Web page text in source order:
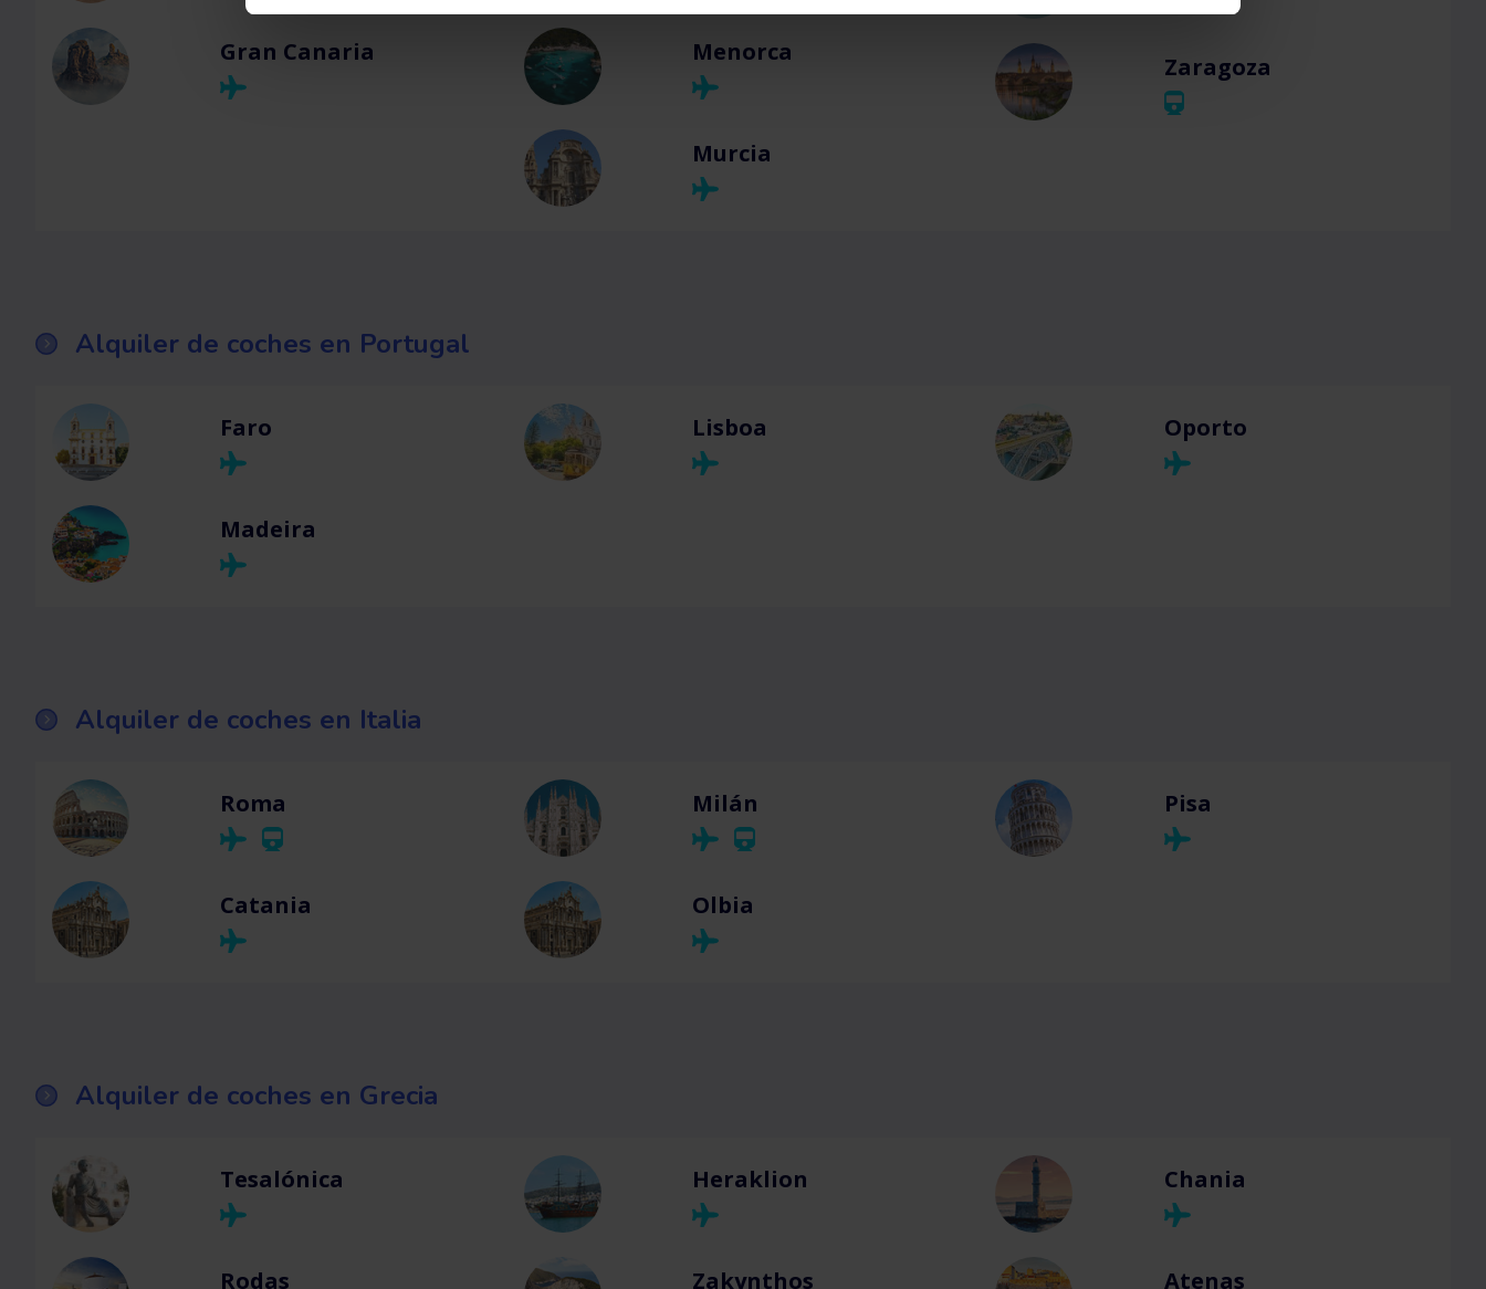
Gran Canaria Menorca
Murcia
Zaragoza
Alquiler de coches en Portugal
Faro Lisboa Oporto
Madeira
Alquiler de coches en Italia
Roma Milán Pisa
Catania Olbia
Alquiler de coches en Grecia
Tesalónica Heraklion Chania
Rodas Zakynthos Atenas